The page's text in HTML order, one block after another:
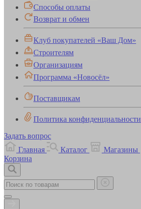
Способы оплаты
Возврат и обмен
Клуб покупателей «Ваш Дом»
Строителям
Организациям
Программа «Новосёл»
Поставщикам
Политика конфиденциальности
Задать вопрос
Главная
Каталог Магазины
Корзина